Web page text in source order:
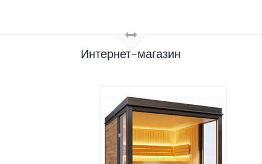
Интернет-магазин